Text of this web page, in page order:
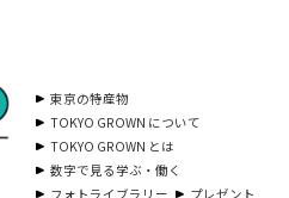
東京の特産物
TOKYO GROWN について
TOKYO GROWN とは
数字で見る学ぶ・働く
フォトライブラリー
プレゼント